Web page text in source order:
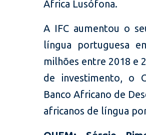
África Lusófona.
A IFC aumentou o
língua portuguesa
milhões entre 2018 e
de investimento, o
Banco Africano de
africanos de língua